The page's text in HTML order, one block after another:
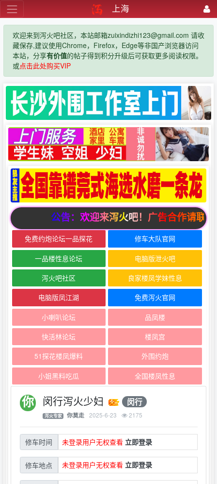
上海
欢迎来到泻火吧社区，本站邮箱zuixindizhi123@gmail.com 请收
藏保存,建议使用Chrome，Firefox，Edge等非国产浏览器访问
本站，分享有价值的帖子得到积分升级后可获取更多阅读权限。
或点击此处购买VIP
公告：欢迎来泻火吧！广告合作请联
免费约炮论坛一品探花 修车大队官网
一品楼性息论坛 电脑版泄火吧
泻火吧社区 良家楼凤学妹性息
电脑版凤江湖 免费泻火官网
小喇叭论坛 品凤楼
快活林论坛 楼凤宫
51探花楼凤爆料 外围约炮
小姐黑料吃瓜 全国楼凤性息
闵行泻火少妇 闵行
泻火专家 你莫走 2025-6-23 2175
修车时间 未登录用户无权查看 立即登录
修车地点 未登录用户无权查看 立即登录